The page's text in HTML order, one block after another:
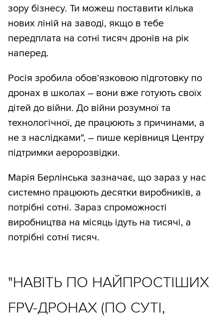
зору бізнесу. Ти можеш поставити кілька
нових ліній на заводі, якщо в тебе
передплата на сотні тисяч дронів на рік
наперед.
Росія зробила обов'язковою підготовку по
дронах в школах – вони вже готують своїх
дітей до війни. До війни розумної та
технологічної, де працюють з причинами, а
не з наслідками", – пише керівниця Центру
підтримки аеророзвідки.
Марія Берлінська зазначає, що зараз у нас
системно працюють десятки виробників, а
потрібні сотні. Зараз спроможності
виробництва на місяць ідуть на тисячі, а
потрібні сотні тисяч.
"НАВІТЬ ПО НАЙПРОСТІШИХ
FPV-ДРОНАХ (ПО СУТІ,